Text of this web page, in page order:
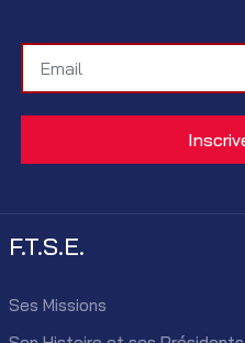
F.T.S.E.
Ses Missions